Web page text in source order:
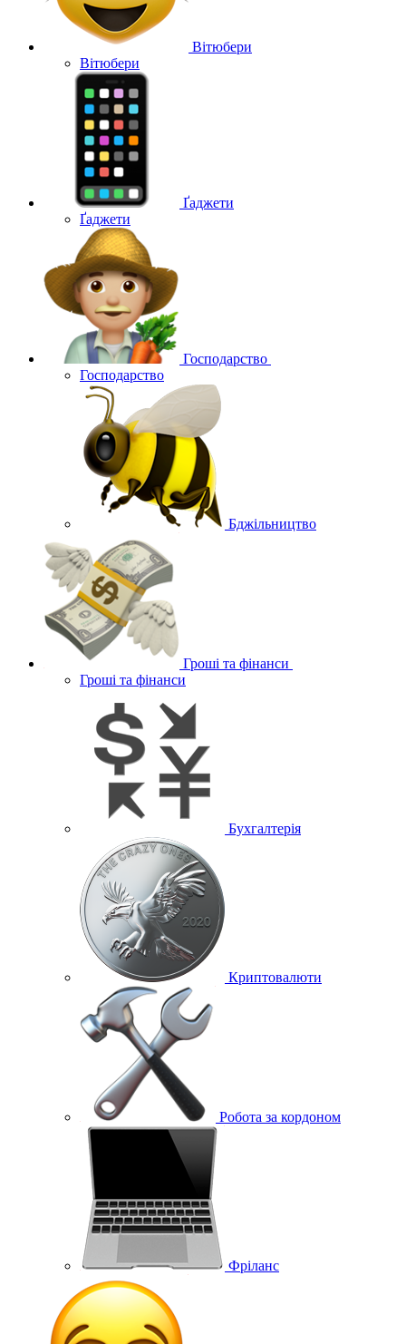
Вітюбери
Вітюбери
Ґаджети
Ґаджети
Господарство
Господарство
Бджільництво
Гроші та фінанси
Гроші та фінанси
Бухгалтерія
Криптовалюти
Робота за кордоном
Фріланс